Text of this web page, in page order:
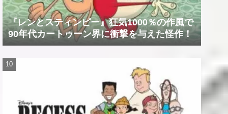
『レンとスティンピー』狂気1000％の作風で
90年代カートゥーン界に衝撃を与えた怪作！